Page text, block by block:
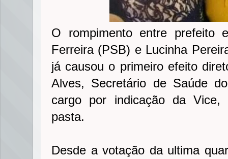
O rompimento entre prefeito
Ferreira (PSB) e Lucinha
já causou o primeiro efeito
Alves, Secretário de Saúde
cargo por indicação da Vice,
pasta.
Desde a votação da ultima